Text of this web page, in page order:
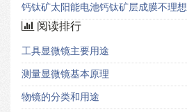
钙钛矿太阳能电池钙钛矿层成膜不理想
阅读排行
工具显微镜主要用途
测量显微镜基本原理
物镜的分类和用途